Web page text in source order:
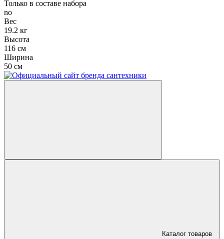
Только в составе набора
no
Вес
19.2 кг
Высота
116 см
Ширина
50 см
Каталог товаров